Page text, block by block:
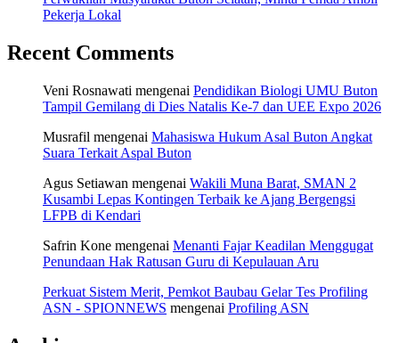
Pekerja Lokal
Recent Comments
Veni Rosnawati mengenai Pendidikan Biologi UMU Buton
Tampil Gemilang di Dies Natalis Ke-7 dan UEE Expo 2026
Musrafil mengenai Mahasiswa Hukum Asal Buton Angkat
Suara Terkait Aspal Buton
Agus Setiawan mengenai Wakili Muna Barat, SMAN 2
Kusambi Lepas Kontingen Terbaik ke Ajang Bergengsi
LFPB di Kendari
Safrin Kone mengenai Menanti Fajar Keadilan Menggugat
Penundaan Hak Ratusan Guru di Kepulauan Aru
Perkuat Sistem Merit, Pemkot Baubau Gelar Tes Profiling
ASN - SPIONNEWS mengenai Profiling ASN